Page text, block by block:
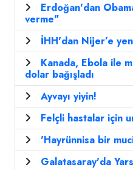
Erdoğan'dan
verme"
İHH'dan Nijer’e
Kanada, Ebola ile
dolar bağışladı
Ayvayı yiyin!
Felçli hastalar için
'Hayrünnisa bir
Galatasaray'da